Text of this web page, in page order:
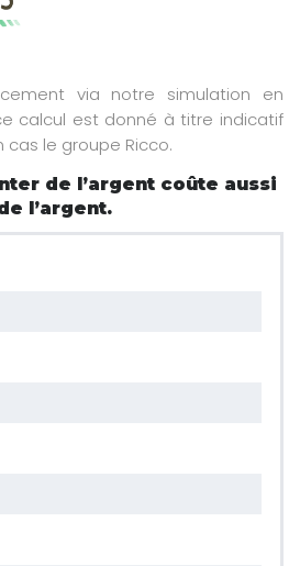
via notre simulation en
calcul est donné à titre indicatif
cas le groupe Ricco.
de l’argent coûte aussi
l’argent.